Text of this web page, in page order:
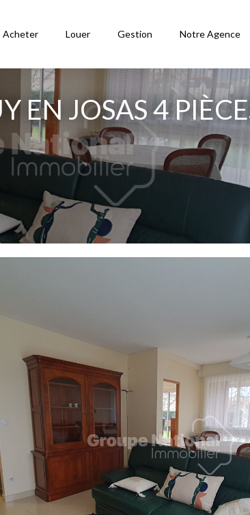
Acheter Louer Gestion Notre Agence
EN JOSAS 4